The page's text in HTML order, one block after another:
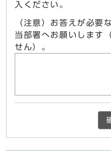
入ください。
（注意）お答えが必要
当部署へお願いします
せん）。